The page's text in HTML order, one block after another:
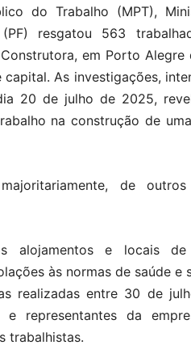
do Trabalho (MPT),
resgatou 563
em Porto Alegre
As investigações,
20 de julho de 2025,
na construção de
de outros
alojamentos e locais de
às normas de saúde e
realizadas entre 30 de
representantes da
trabalhistas.